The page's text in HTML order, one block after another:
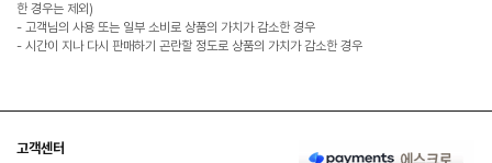
한 경우는 제외)
- 고객님의 사용 또는 일부 소비로 상품의 가치가 감소한 경우
- 시간이 지나 다시 판매하기 곤란할 정도로 상품의 가치가 감소한 경우
고객센터